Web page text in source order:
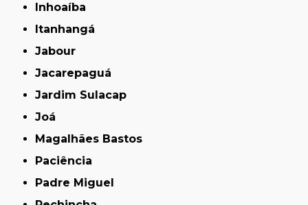
Inhoaíba
Itanhangá
Jabour
Jacarepaguá
Jardim Sulacap
Joá
Magalhães Bastos
Paciência
Padre Miguel